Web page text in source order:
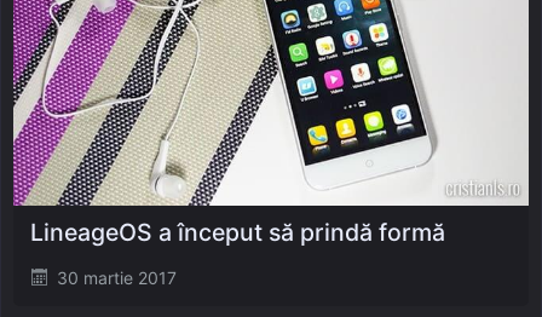
Posted
30 martie 2017
LineageOS a început să prindă formă